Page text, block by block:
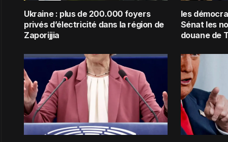
Ukraine : plus de 200.000 foyers
privés d’électricité dans la région de
Zaporijjia
les
Sénat les
douane de